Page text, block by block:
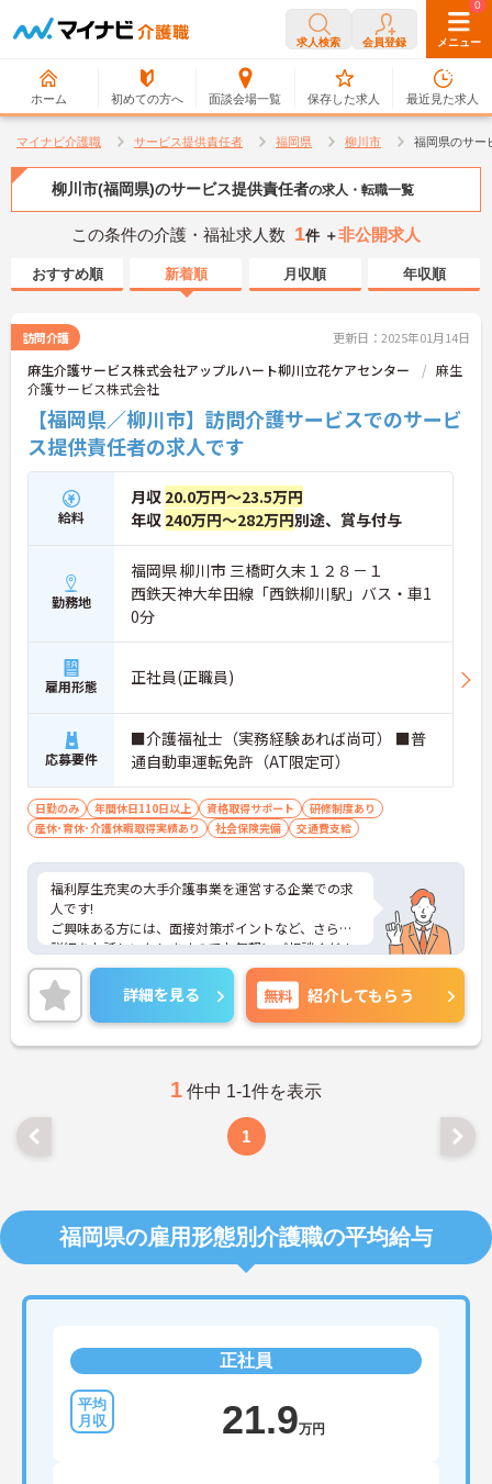
求人検索 会員登録 メニュー
ホーム 初めての方へ 面談会場一覧
0
保存した求人
0
最近見た求人
マイナビ介護職 サービス提供責任者 福岡県 柳川市 福岡県のサー
柳川市(福岡県)のサービス提供責任者の求人・転職一覧
この条件の介護・福祉求人数 1件 ＋非公開求人
おすすめ順 新着順 月収順 年収順
訪問介護 更新日：2025年01月14日
麻生介護サービス株式会社アップルハート柳川立花ケアセンター
麻生
介護サービス株式会社
【福岡県／柳川市】訪問介護サービスでのサービ
ス提供責任者の求人です
給料
月収 20.0万円～23.5万円
年収 240万円～282万円別途、賞与付与
勤務地
福岡県 柳川市 三橋町久末１２８－１
西鉄天神大牟田線「西鉄柳川駅」バス・車1
0分
雇用形態 正社員(正職員)
応募要件
■介護福祉士（実務経験あれば尚可） ■普
通自動車運転免許（AT限定可）
日勤のみ 年間休日110日以上 資格取得サポート
研修制度あり
産休･育休･介護休暇取得実績あり
社会保険完備 交通費支給
福利厚生充実の大手介護事業を運営する企業での求
人です!
ご興味ある方には、面接対策ポイントなど、さらに
詳細をお話しいたしますのでお気軽にご相談くださ
い！
詳細を見る 無料 紹介してもらう
1 件中 1-1件を表示
1
福岡県の雇用形態別介護職の平均給与
正社員
21.9万円